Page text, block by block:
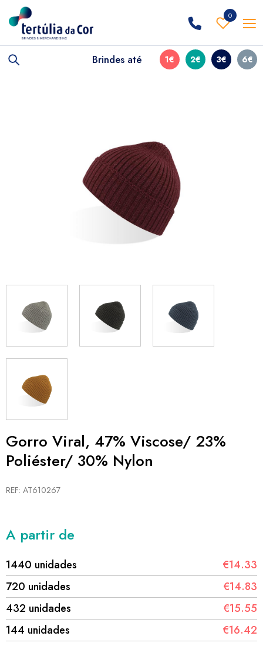
0
Brindes até 1€ 2€ 3€ 6€
Gorro Viral, 47% Viscose/ 23%
Poliéster/ 30% Nylon
REF: AT610267
A partir de
1440 unidades
€14.33
720 unidades
€14.83
432 unidades
€15.55
144 unidades
€16.42